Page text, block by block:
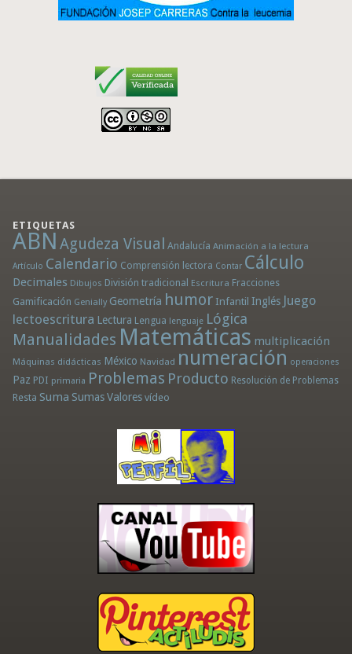
ETIQUETAS
ABN Agudeza Visual Andalucía Animación a la lectura
Artículo Calendario Comprensión lectora Contar Cálculo
Decimales Dibujos División tradicional Escritura Fracciones
Gamificación Genially Geometría humor Infantil Inglés Juego
lectoescritura Lectura Lengua lenguaje Lógica
Manualidades Matemáticas multiplicación
Máquinas didácticas México Navidad numeración operaciones
Paz PDI primaria Problemas Producto Resolución de Problemas
Resta Suma Sumas Valores vídeo